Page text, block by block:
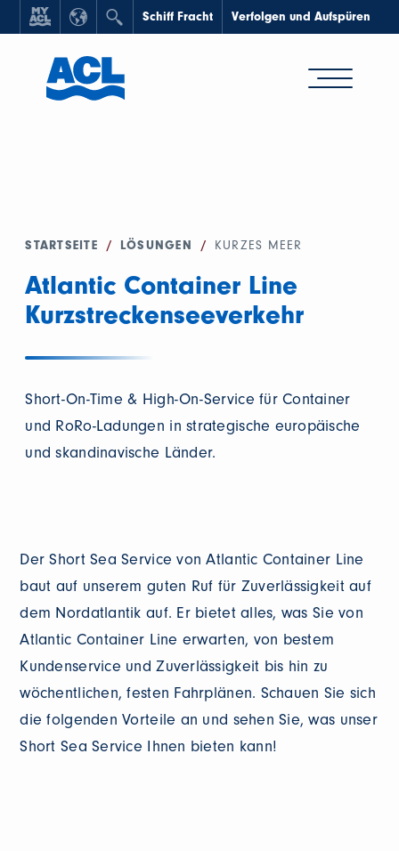
Schiff Fracht Verfolgen und Aufspüren
STARTSEITE / LÖSUNGEN / KURZES MEER
Atlantic Container Line
Kurzstreckenseeverkehr
Short-On-Time & High-On-Service für Container
und RoRo-Ladungen in strategische europäische
und skandinavische Länder.
Der Short Sea Service von Atlantic Container Line
baut auf unserem guten Ruf für Zuverlässigkeit auf
dem Nordatlantik auf. Er bietet alles, was Sie von
Atlantic Container Line erwarten, von bestem
Kundenservice und Zuverlässigkeit bis hin zu
wöchentlichen, festen Fahrplänen. Schauen Sie sich
die folgenden Vorteile an und sehen Sie, was unser
Short Sea Service Ihnen bieten kann!